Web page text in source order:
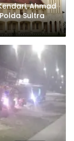
Ahmad
Sultra